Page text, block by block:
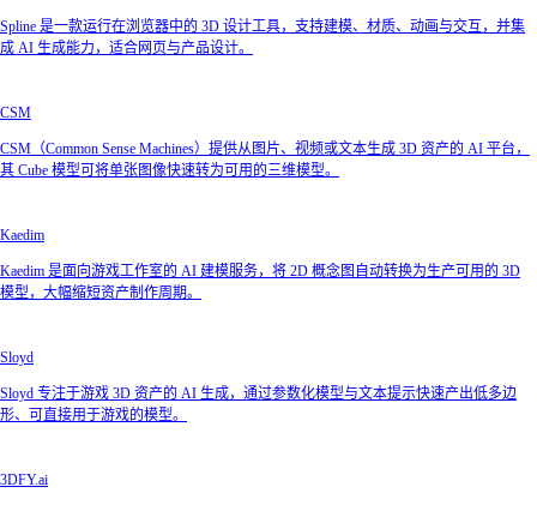
Spline 是一款运行在浏览器中的 3D 设计工具，支持建模、材质、动画与交互，并集
成 AI 生成能力，适合网页与产品设计。
CSM
CSM（Common Sense Machines）提供从图片、视频或文本生成 3D 资产的 AI 平台，
其 Cube 模型可将单张图像快速转为可用的三维模型。
Kaedim
Kaedim 是面向游戏工作室的 AI 建模服务，将 2D 概念图自动转换为生产可用的 3D
模型，大幅缩短资产制作周期。
Sloyd
Sloyd 专注于游戏 3D 资产的 AI 生成，通过参数化模型与文本提示快速产出低多边
形、可直接用于游戏的模型。
3DFY.ai